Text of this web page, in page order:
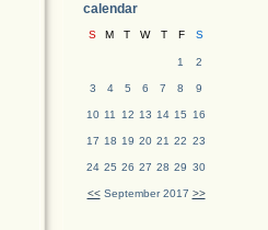
calendar
S M T W T F S
1 2
3 4 5 6 7 8 9
10 11 12 13 14 15 16
17 18 19 20 21 22 23
24 25 26 27 28 29 30
<<September 2017 >>